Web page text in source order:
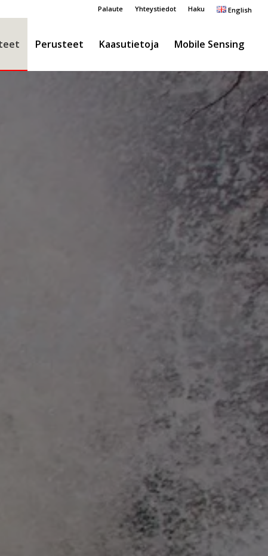
Palaute Yhteystiedot Haku English
Perusteet Kaasutietoja Mobile Sensing